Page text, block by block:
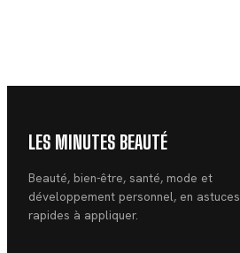
LES MINUTES BEAUTÉ
Beauté, bien-être, santé, mode et
développement personnel, en astuces
rapides à appliquer.